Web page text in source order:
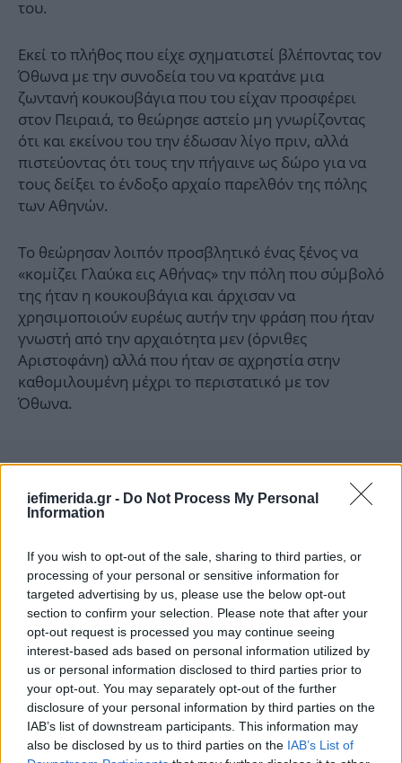
iefimerida.gr - Do Not Process My Personal
Information
If you wish to opt-out of the sale, sharing to third parties, or
processing of your personal or sensitive information for
targeted advertising by us, please use the below opt-out
section to confirm your selection. Please note that after your
opt-out request is processed you may continue seeing
interest-based ads based on personal information utilized by
us or personal information disclosed to third parties prior to
your opt-out. You may separately opt-out of the further
disclosure of your personal information by third parties on the
IAB’s list of downstream participants. This information may
also be disclosed by us to third parties on the IAB’s List of
του.
Εκεί το πλήθος που είχε σχηματιστεί βλέποντας τον
Όθωνα με την συνοδεία του να κρατάνε μια
ζωντανή κουκουβάγια που του είχαν προσφέρει
στον Πειραιά, το θεώρησε αστείο μη γνωρίζοντας
ότι και εκείνου του την έδωσαν λίγο πριν, αλλά
πιστεύοντας ότι τους την πήγαινε ως δώρο για να
τους δείξει το ένδοξο αρχαίο παρελθόν της πόλης
των Αθηνών.
Το θεώρησαν λοιπόν προσβλητικό ένας ξένος να
«κομίζει Γλαύκα εις Αθήνας» την πόλη που σύμβολό
της ήταν η κουκουβάγια και άρχισαν να
χρησιμοποιούν ευρέως αυτήν την φράση που ήταν
γνωστή από την αρχαιότητα μεν (όρνιθες
Αριστοφάνη) αλλά που ήταν σε αχρηστία στην
καθομιλουμένη μέχρι το περιστατικό με τον
Όθωνα.